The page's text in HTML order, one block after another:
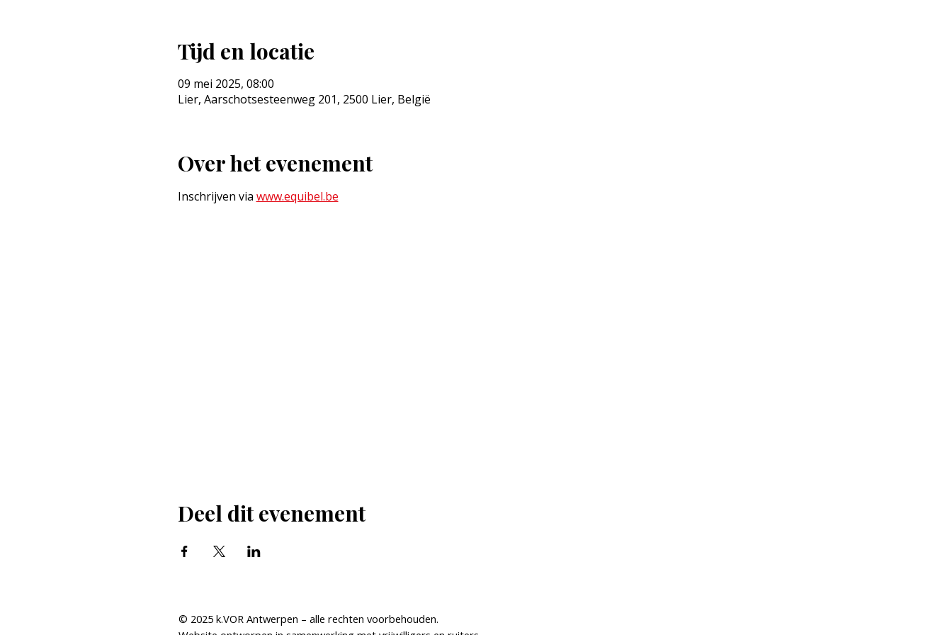
Tijd en locatie
09 mei 2025, 08:00
Lier, Aarschotsesteenweg 201, 2500 Lier, België
Over het evenement
Inschrijven via www.equibel.be
Deel dit evenement
© 2025 k.VOR Antwerpen – alle rechten voorbehouden.